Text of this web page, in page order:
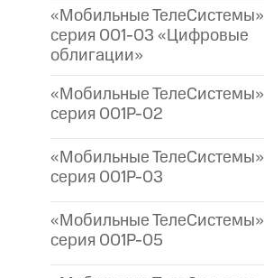
«Мобильные ТелеСистемы»
серия 001-03 «Цифровые
облигации»
«Мобильные ТелеСистемы»
серия 001P-02
«Мобильные ТелеСистемы»
серия 001P-03
«Мобильные ТелеСистемы»
серия 001P-05